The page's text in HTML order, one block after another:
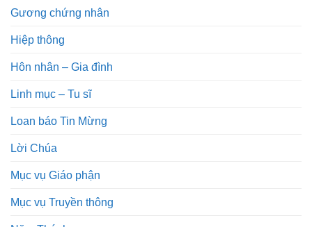
Gương chứng nhân
Hiệp thông
Hôn nhân – Gia đình
Linh mục – Tu sĩ
Loan báo Tin Mừng
Lời Chúa
Mục vụ Giáo phận
Mục vụ Truyền thông